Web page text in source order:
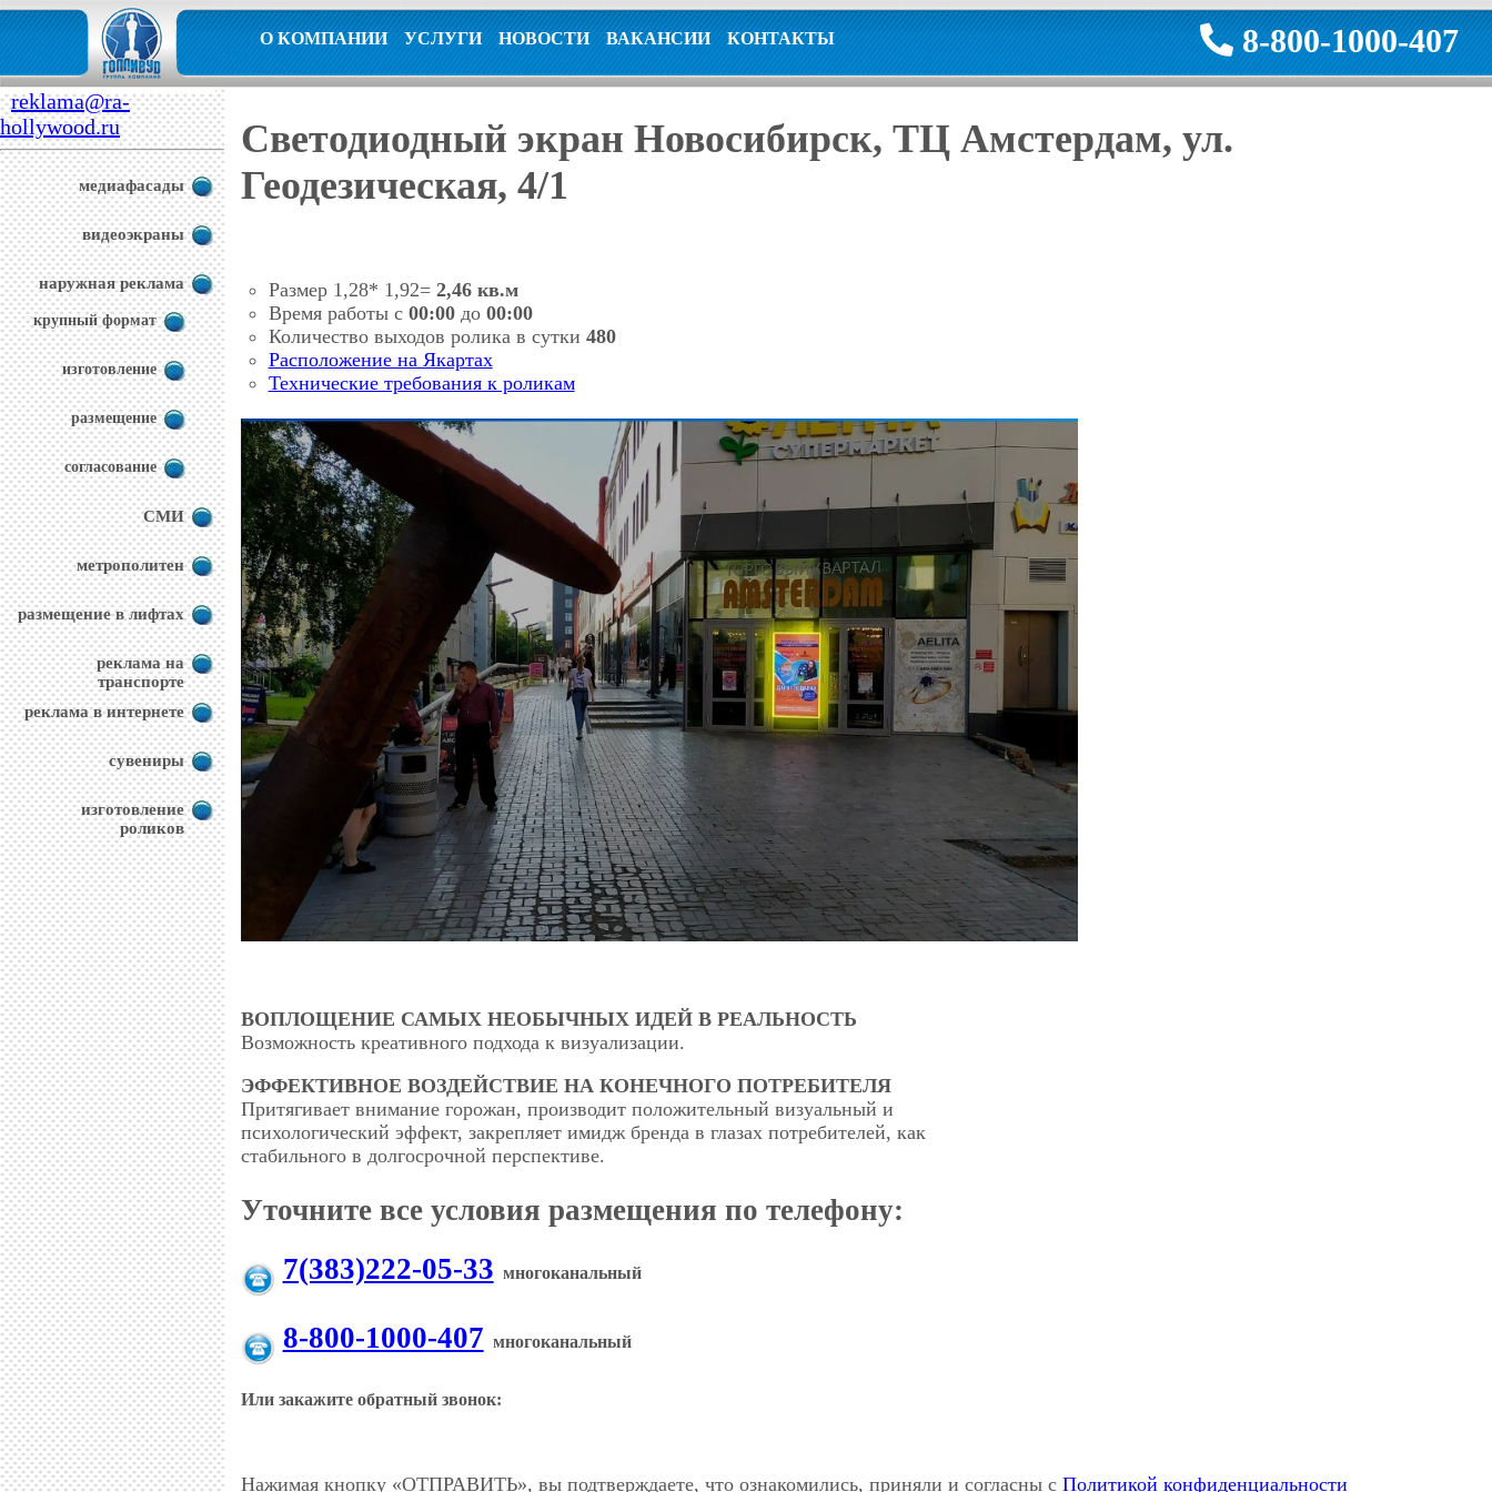
8-800-1000-407
О КОМПАНИИ УСЛУГИ НОВОСТИ ВАКАНСИИ КОНТАКТЫ
reklama@ra-
hollywood.ru
медиафасады
видеоэкраны
наружная реклама
крупный формат
изготовление
размещение
согласование
СМИ
метрополитен
размещение в лифтах
реклама на
транспорте
реклама в интернете
сувениры
изготовление
роликов
Светодиодный экран Новосибирск, ТЦ Амстердам, ул.
Геодезическая, 4/1
Размер 1,28* 1,92= 2,46 кв.м
Время работы с 00:00 до00:00
Количество выходов ролика в сутки 480
Расположение на Якартах
Технические требования к роликам
ВОПЛОЩЕНИЕ САМЫХ НЕОБЫЧНЫХ ИДЕЙ В РЕАЛЬНОСТЬ
Возможность креативного подхода к визуализации.
ЭФФЕКТИВНОЕ ВОЗДЕЙСТВИЕ НА КОНЕЧНОГО ПОТРЕБИТЕЛЯ
Притягивает внимание горожан, производит положительный визуальный и
психологический эффект, закрепляет имидж бренда в глазах потребителей, как
стабильного в долгосрочной перспективе.
Уточните все условия размещения по телефону:
7(383)222-05-33 многоканальный
8-800-1000-407 многоканальный
Или закажите обратный звонок:
Нажимая кнопку «ОТПРАВИТЬ», вы подтверждаете, что ознакомились, приняли и согласны с Политикой конфиденциальности